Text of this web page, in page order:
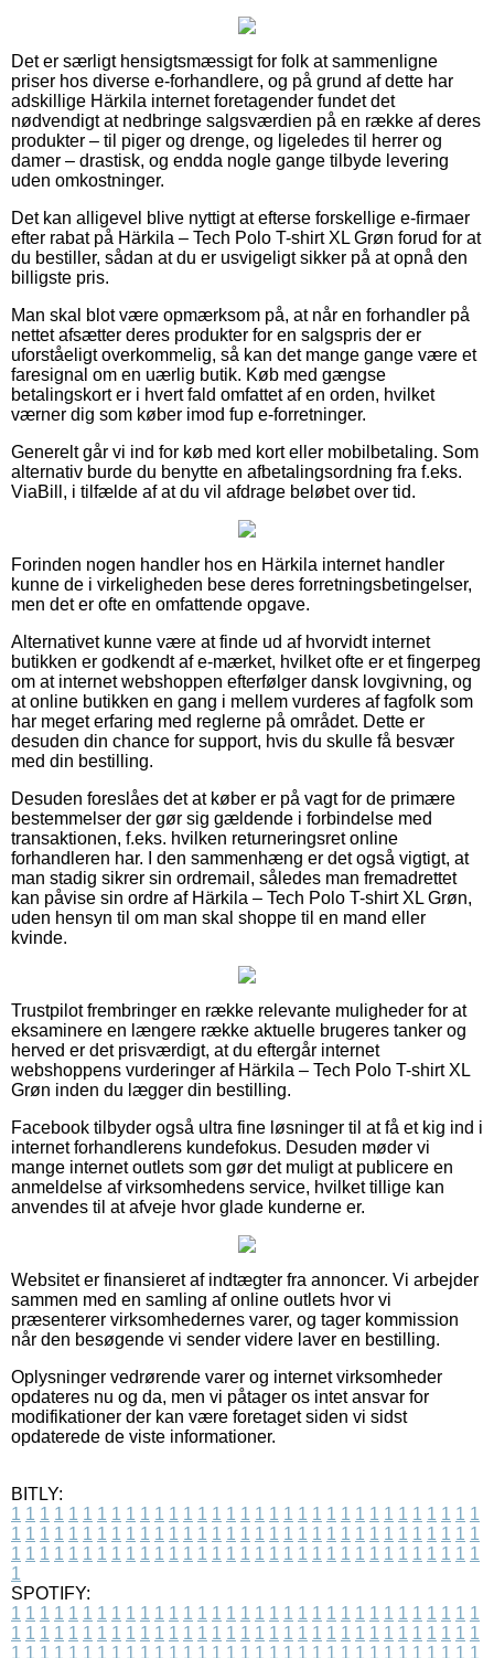
Det er særligt hensigtsmæssigt for folk at sammenligne
priser hos diverse e-forhandlere, og på grund af dette har
adskillige Härkila internet foretagender fundet det
nødvendigt at nedbringe salgsværdien på en række af deres
produkter – til piger og drenge, og ligeledes til herrer og
damer – drastisk, og endda nogle gange tilbyde levering
uden omkostninger.
Det kan alligevel blive nyttigt at efterse forskellige e-firmaer
efter rabat på Härkila – Tech Polo T-shirt XL Grøn forud for at
du bestiller, sådan at du er usvigeligt sikker på at opnå den
billigste pris.
Man skal blot være opmærksom på, at når en forhandler på
nettet afsætter deres produkter for en salgspris der er
uforståeligt overkommelig, så kan det mange gange være et
faresignal om en uærlig butik. Køb med gængse
betalingskort er i hvert fald omfattet af en orden, hvilket
værner dig som køber imod fup e-forretninger.
Generelt går vi ind for køb med kort eller mobilbetaling. Som
alternativ burde du benytte en afbetalingsordning fra f.eks.
ViaBill, i tilfælde af at du vil afdrage beløbet over tid.
Forinden nogen handler hos en Härkila internet handler
kunne de i virkeligheden bese deres forretningsbetingelser,
men det er ofte en omfattende opgave.
Alternativet kunne være at finde ud af hvorvidt internet
butikken er godkendt af e-mærket, hvilket ofte er et fingerpeg
om at internet webshoppen efterfølger dansk lovgivning, og
at online butikken en gang i mellem vurderes af fagfolk som
har meget erfaring med reglerne på området. Dette er
desuden din chance for support, hvis du skulle få besvær
med din bestilling.
Desuden foreslåes det at køber er på vagt for de primære
bestemmelser der gør sig gældende i forbindelse med
transaktionen, f.eks. hvilken returneringsret online
forhandleren har. I den sammenhæng er det også vigtigt, at
man stadig sikrer sin ordremail, således man fremadrettet
kan påvise sin ordre af Härkila – Tech Polo T-shirt XL Grøn,
uden hensyn til om man skal shoppe til en mand eller
kvinde.
Trustpilot frembringer en række relevante muligheder for at
eksaminere en længere række aktuelle brugeres tanker og
herved er det prisværdigt, at du eftergår internet
webshoppens vurderinger af Härkila – Tech Polo T-shirt XL
Grøn inden du lægger din bestilling.
Facebook tilbyder også ultra fine løsninger til at få et kig ind i
internet forhandlerens kundefokus. Desuden møder vi
mange internet outlets som gør det muligt at publicere en
anmeldelse af virksomhedens service, hvilket tillige kan
anvendes til at afveje hvor glade kunderne er.
Websitet er finansieret af indtægter fra annoncer. Vi arbejder
sammen med en samling af online outlets hvor vi
præsenterer virksomhedernes varer, og tager kommission
når den besøgende vi sender videre laver en bestilling.
Oplysninger vedrørende varer og internet virksomheder
opdateres nu og da, men vi påtager os intet ansvar for
modifikationer der kan være foretaget siden vi sidst
opdaterede de viste informationer.
BITLY:
1 1 1 1 1 1 1 1 1 1 1 1 1 1 1 1 1 1 1 1 1 1 1 1 1 1 1 1 1 1 1 1 1
1 1 1 1 1 1 1 1 1 1 1 1 1 1 1 1 1 1 1 1 1 1 1 1 1 1 1 1 1 1 1 1 1
1 1 1 1 1 1 1 1 1 1 1 1 1 1 1 1 1 1 1 1 1 1 1 1 1 1 1 1 1 1 1 1 1
1
SPOTIFY:
1 1 1 1 1 1 1 1 1 1 1 1 1 1 1 1 1 1 1 1 1 1 1 1 1 1 1 1 1 1 1 1 1
1 1 1 1 1 1 1 1 1 1 1 1 1 1 1 1 1 1 1 1 1 1 1 1 1 1 1 1 1 1 1 1 1
1 1 1 1 1 1 1 1 1 1 1 1 1 1 1 1 1 1 1 1 1 1 1 1 1 1 1 1 1 1 1 1 1